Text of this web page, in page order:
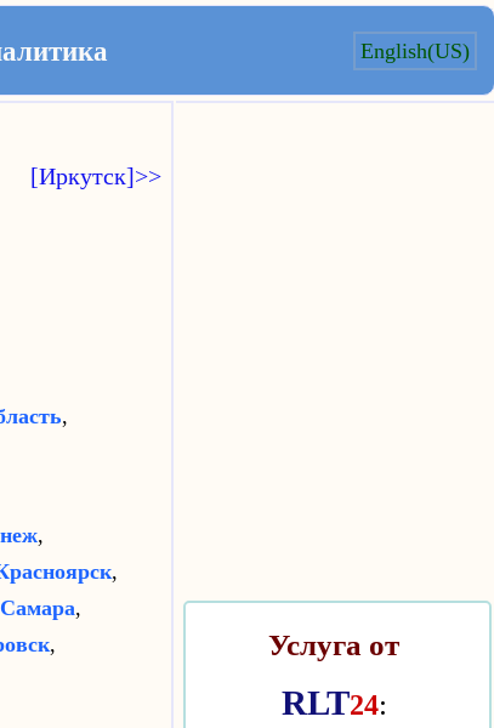
English(US)
[Иркутск]>>
,
,
,
Самара,
,
Услуга от
RLT24: